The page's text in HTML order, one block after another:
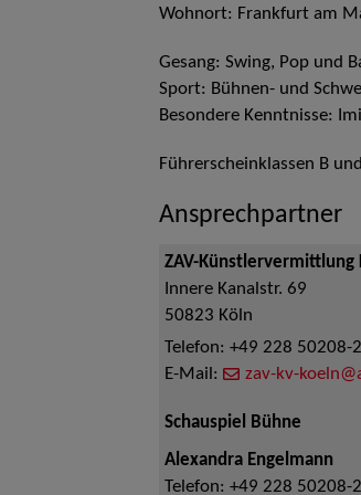
Wohnort: Frankfurt am
Gesang: Swing, Pop und
Sport: Bühnen- und
Besondere Kenntnisse:
Führerscheinklassen B
Ansprechpartner
ZAV-Künstlervermittlung
Innere Kanalstr. 69
50823 Köln
Telefon: +49 228 50208-
E-Mail:
zav-kv-
Schauspiel Bühne
Alexandra Engelmann
Telefon: +49 228 50208-